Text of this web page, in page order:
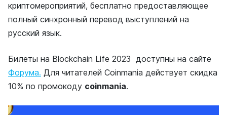
криптомероприятий, бесплатно предоставляющее
полный синхронный перевод выступлений на
русский язык.
Билеты на Blockchain Life 2023 доступны на сайте
Форума. Для читателей Coinmania действует скидка
10% по промокоду coinmania.